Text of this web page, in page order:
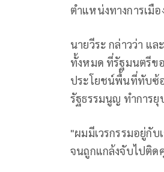
ตำแหน่งทางการเมือ
นายวีระ กล่าวว่า แ
ทั้งหมด ที่รัฐมนตรีข
ประโยชน์พื้นที่ทับซ้อ
รัฐธรรมนูญ ทำการยุ
"ผมมีเวรกรรมอยู่กั
จนถูกแกล้งจับไปติด